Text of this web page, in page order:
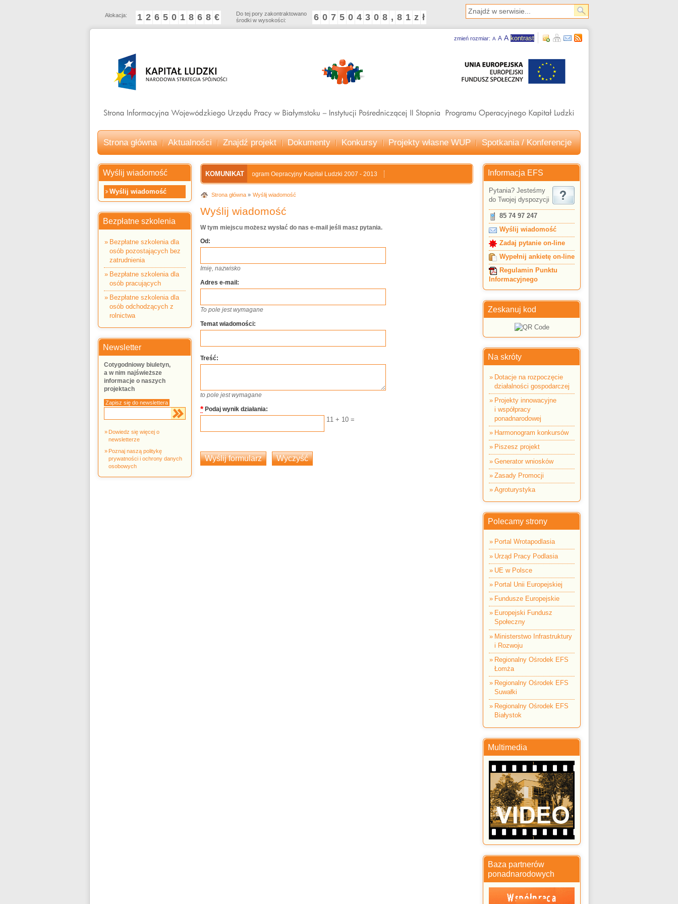
Alokacja: 1 2 6 5 0 1 8 6 8 €
Do tej pory zakontraktowano
środki w wysokości:
6 0 7 5 0 4 3 0 8 , 8 1 z ł
zmień rozmiar: A A A kontrast
Strona główna Aktualności Znajdź projekt Dokumenty Konkursy Projekty własne WUP Spotkania / Konferencje
KOMUNIKATProgram Oepracyjny Kapitał Ludzki 2007 - 2013
Strona główna Wyślij wiadomość
Wyślij wiadomość
W tym miejscu możesz wysłać do nas e-mail jeśli masz pytania.
Od:
Imię, nazwisko
Adres e-mail:
To pole jest wymagane
Temat wiadomości:
Treść:
to pole jest wymagane
* Podaj wynik działania:
11 + 10 =
Wyślij wiadomość
Wyślij wiadomość
Bezpłatne szkolenia
Bezpłatne szkolenia dla
osób pozostających bez
zatrudnienia
Bezpłatne szkolenia dla
osób pracujących
Bezpłatne szkolenia dla
osób odchodzących z
rolnictwa
Newsletter
Cotygodniowy biuletyn,
a w nim najświeższe
informacje o naszych
projektach
Zapisz się do newslettera
Dowiedz się więcej o
newsletterze
Poznaj naszą politykę
prywatności i ochrony danych
osobowych
Informacja EFS
Pytania? Jesteśmy
do Twojej dyspozycji
85 74 97 247
Wyślij wiadomość
Zadaj pytanie on-line
Wypełnij ankietę on-line
Regulamin Punktu
Informacyjnego
Zeskanuj kod
Na skróty
Dotacje na rozpoczęcie
działalności gospodarczej
Projekty innowacyjne
i współpracy
ponadnarodowej
Harmonogram konkursów
Piszesz projekt
Generator wniosków
Zasady Promocji
Agroturystyka
Polecamy strony
Portal Wrotapodlasia
Urząd Pracy Podlasia
UE w Polsce
Portal Unii Europejskiej
Fundusze Europejskie
Europejski Fundusz
Społeczny
Ministerstwo Infrastruktury
i Rozwoju
Regionalny Ośrodek EFS
Łomża
Regionalny Ośrodek EFS
Suwałki
Regionalny Ośrodek EFS
Białystok
Multimedia
Baza partnerów
ponadnarodowych